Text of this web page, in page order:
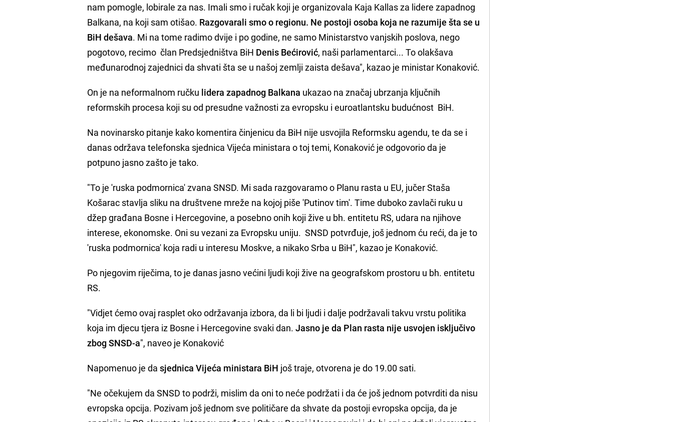
nam pomogle, lobirale za nas. Imali smo i ručak koji je organizovala Kaja Kallas za lidere zapadnog
Balkana, na koji sam otišao. Razgovarali smo o regionu. Ne postoji osoba koja ne razumije šta se u
BiH dešava. Mi na tome radimo dvije i po godine, ne samo Ministarstvo vanjskih poslova, nego
pogotovo, recimo član Predsjedništva BiH Denis Bećirović, naši parlamentarci... To olakšava
međunarodnoj zajednici da shvati šta se u našoj zemlji zaista dešava", kazao je ministar Konaković.
On je na neformalnom ručku lidera zapadnog Balkana ukazao na značaj ubrzanja ključnih
reformskih procesa koji su od presudne važnosti za evropsku i euroatlantsku budućnost BiH.
Na novinarsko pitanje kako komentira činjenicu da BiH nije usvojila Reformsku agendu, te da se i
danas održava telefonska sjednica Vijeća ministara o toj temi, Konaković je odgovorio da je
potpuno jasno zašto je tako.
"To je 'ruska podmornica' zvana SNSD. Mi sada razgovaramo o Planu rasta u EU, jučer Staša
Košarac stavlja sliku na društvene mreže na kojoj piše 'Putinov tim'. Time duboko zavlači ruku u
džep građana Bosne i Hercegovine, a posebno onih koji žive u bh. entitetu RS, udara na njihove
interese, ekonomske. Oni su vezani za Evropsku uniju. SNSD potvrđuje, još jednom ću reći, da je to
'ruska podmornica' koja radi u interesu Moskve, a nikako Srba u BiH", kazao je Konaković.
Po njegovim riječima, to je danas jasno većini ljudi koji žive na geografskom prostoru u bh. entitetu
RS.
"Vidjet ćemo ovaj rasplet oko održavanja izbora, da li bi ljudi i dalje podržavali takvu vrstu politika
koja im djecu tjera iz Bosne i Hercegovine svaki dan. Jasno je da Plan rasta nije usvojen isključivo
zbog SNSD-a", naveo je Konaković
Napomenuo je dasjednica Vijeća ministara BiH još traje, otvorena je do 19.00 sati.
"Ne očekujem da SNSD to podrži, mislim da oni to neće podržati i da će još jednom potvrditi da nisu
evropska opcija. Pozivam još jednom sve političare da shvate da postoji evropska opcija, da je